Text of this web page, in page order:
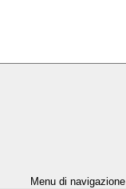
Menu di navigazione